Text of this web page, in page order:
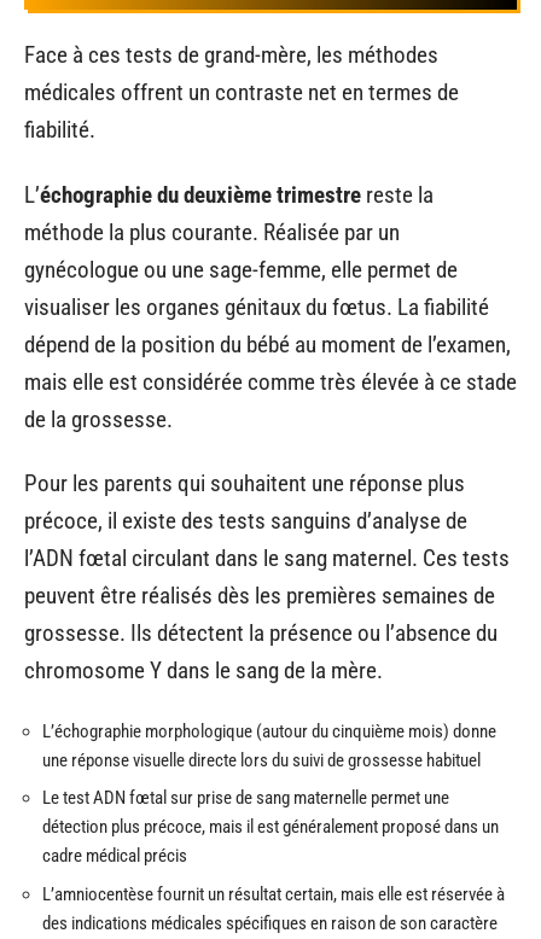
Face à ces tests de grand-mère, les méthodes
médicales offrent un contraste net en termes de
fiabilité.
L’échographie du deuxième trimestre reste la
méthode la plus courante. Réalisée par un
gynécologue ou une sage-femme, elle permet de
visualiser les organes génitaux du fœtus. La fiabilité
dépend de la position du bébé au moment de l’examen,
mais elle est considérée comme très élevée à ce stade
de la grossesse.
Pour les parents qui souhaitent une réponse plus
précoce, il existe des tests sanguins d’analyse de
l’ADN fœtal circulant dans le sang maternel. Ces tests
peuvent être réalisés dès les premières semaines de
grossesse. Ils détectent la présence ou l’absence du
chromosome Y dans le sang de la mère.
L’échographie morphologique (autour du cinquième mois) donne
une réponse visuelle directe lors du suivi de grossesse habituel
Le test ADN fœtal sur prise de sang maternelle permet une
détection plus précoce, mais il est généralement proposé dans un
cadre médical précis
L’amniocentèse fournit un résultat certain, mais elle est réservée à
des indications médicales spécifiques en raison de son caractère